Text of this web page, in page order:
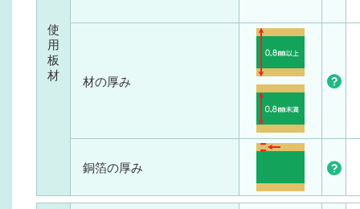
使
用
板
材
材の厚み
銅箔の厚み